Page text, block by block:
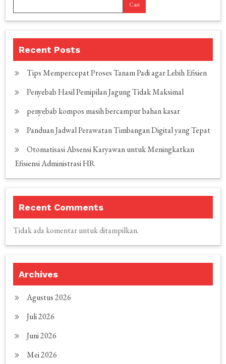
Cari
Recent Posts
Tips Mempercepat Proses Tanam Padi agar Lebih Efisien
Penyebab Hasil Pemipilan Jagung Tidak Maksimal
penyebab kompos masih bercampur bahan kasar
Panduan Jadwal Perawatan Timbangan Digital yang Tepat
Otomatisasi Absensi Karyawan untuk Meningkatkan
Efisiensi Administrasi HR
Recent Comments
Tidak ada komentar untuk ditampilkan.
Archives
Agustus 2026
Juli 2026
Juni 2026
Mei 2026